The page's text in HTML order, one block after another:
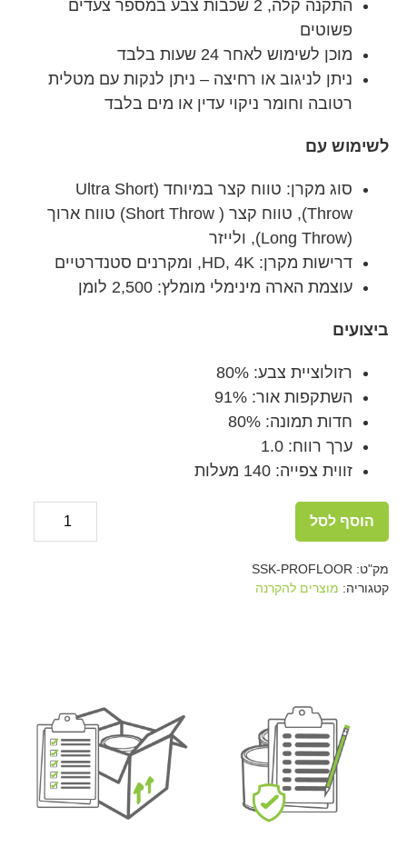
התקנה קלה, 2 שכבות צבע במספר צעדים
פשוטים
מוכן לשימוש לאחר 24 שעות בלבד
ניתן לניגוב או רחיצה – ניתן לנקות עם מטלית
רטובה וחומר ניקוי עדין או מים בלבד
לשימוש עם
סוג מקרן: טווח קצר במיוחד (Ultra Short
Throw), טווח קצר ( Short Throw) טווח ארוך
(Long Throw), ולייזר
דרישות מקרן: HD, 4K, ומקרנים סטנדרטיים
עוצמת הארה מינימלי מומלץ: 2,500 לומן
ביצועים
רזולוציית צבע: 80%
השתקפות אור: 91%
חדות תמונה: 80%
ערך רווח: 1.0
זווית צפייה: 140 מעלות
של
הוסף לסל
מק"ט: SSK-PROFLOOR
קטגוריה: מוצרים להקרנה